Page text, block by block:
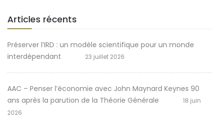
Articles récents
Préserver l’IRD : un modèle scientifique pour un monde
interdépendant
23 juillet 2026
AAC – Penser l’économie avec John Maynard Keynes 90
ans après la parution de la Théorie Générale
18 juin
2026